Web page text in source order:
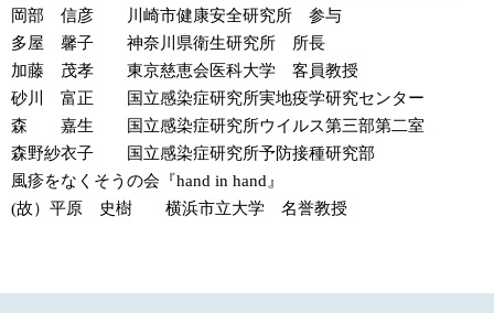
岡部 信彦 川崎市健康安全研究所 参与
多屋 馨子 神奈川県衛生研究所 所長
加藤 茂孝 東京慈恵会医科大学 客員教授
砂川 富正 国立感染症研究所実地疫学研究センター
森 嘉生 国立感染症研究所ウイルス第三部第二室
森野紗衣子 国立感染症研究所予防接種研究部
風疹をなくそうの会『hand in hand』
(故）平原 史樹 横浜市立大学 名誉教授